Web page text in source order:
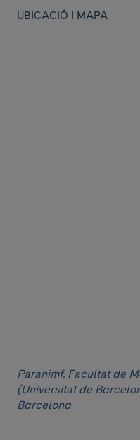
UBICACIÓ I MAPA
Paranimf. Facultat de
(Universitat de
Barcelona